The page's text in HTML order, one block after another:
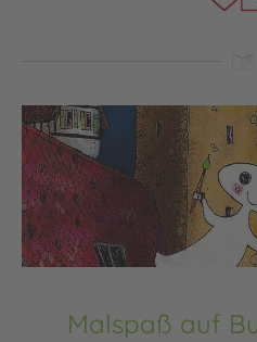
Malspaß auf